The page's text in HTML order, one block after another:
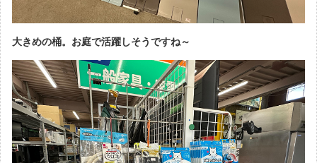
大きめの桶。お庭で活躍しそうですね～